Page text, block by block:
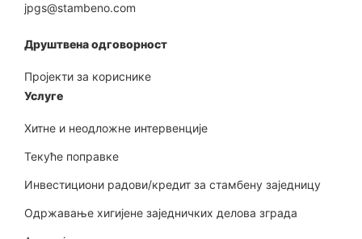
jpgs@stambeno.com
Друштвена одговорност
Пројекти за кориснике
Услуге
Хитне и неодложне интервенције
Текуће поправке
Инвестициони радови/кредит за стамбену заједницу
Одржавање хигијене заједничких делова зграда